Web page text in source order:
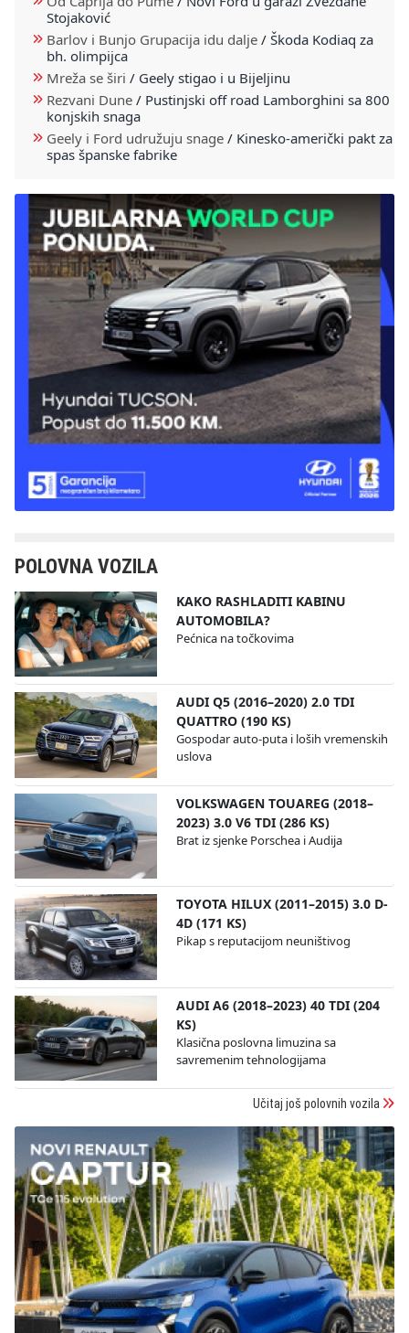
Stojaković
Barlov i Bunjo Grupacija idu dalje / Škoda Kodiaq za
bh. olimpijca
Mreža se širi / Geely stigao i u Bijeljinu
Rezvani Dune / Pustinjski off road Lamborghini sa 800
konjskih snaga
Geely i Ford udružuju snage / Kinesko-američki pakt za
spas španske fabrike
POLOVNA VOZILA
KAKO RASHLADITI KABINU
AUTOMOBILA?
Pećnica na točkovima
AUDI Q5 (2016–2020) 2.0 TDI
QUATTRO (190 KS)
Gospodar auto-puta i loših vremenskih
uslova
VOLKSWAGEN TOUAREG (2018–
2023) 3.0 V6 TDI (286 KS)
Brat iz sjenke Porschea i Audija
TOYOTA HILUX (2011–2015) 3.0 D-
4D (171 KS)
Pikap s reputacijom neuništivog
AUDI A6 (2018–2023) 40 TDI (204
KS)
Klasična poslovna limuzina sa
savremenim tehnologijama
Učitaj još polovnih vozila